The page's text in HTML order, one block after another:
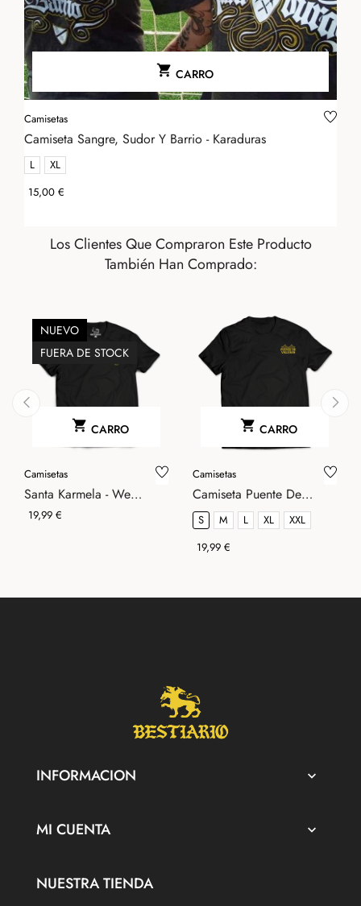
 CARRO
Camisetas
Camiseta Sangre, Sudor Y Barrio - Karaduras
L
XL
Precio
15,00 €
‹ ›
Los Clientes Que Compraron Este Producto
También Han Comprado:
NUEVO
FUERA DE STOCK
 CARRO
Camisetas
Santa Karmela - We
Resist
Precio
19,99 €
 CARRO
Camisetas
Camiseta Puente De
Vallekas
S M L XL
XXL
Precio
19,99 €
INFORMACION 
MI CUENTA 
NUESTRA TIENDA